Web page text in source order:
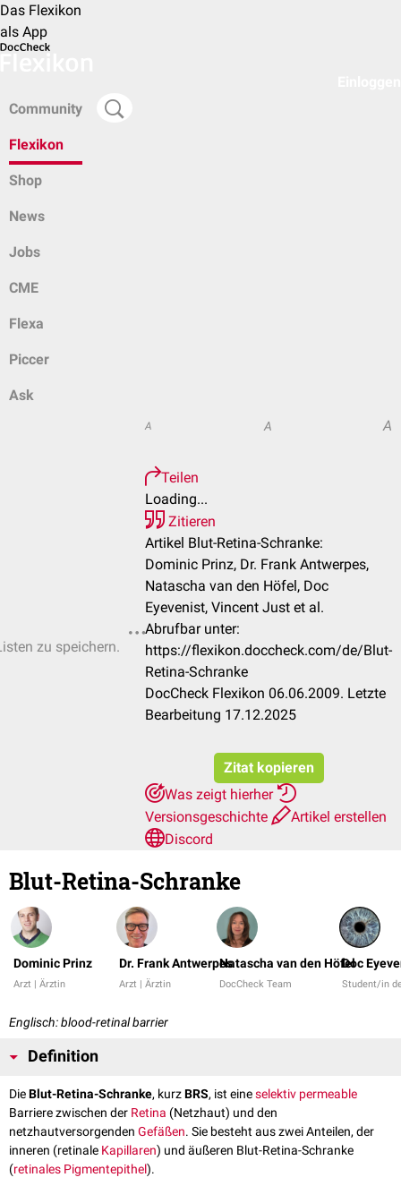
Das Flexikon
als App
Community
Flexikon
Shop
News
Jobs
CME
Flexa
Piccer
Ask
zu speichern.
A A A
Teilen
Loading...
Zitieren
Artikel Blut-Retina-Schranke:
Dominic Prinz, Dr. Frank Antwerpes,
Natascha van den Höfel, Doc
Eyevenist, Vincent Just et al.
Abrufbar unter:
https://flexikon.doccheck.com/de/Blut-
Retina-Schranke
DocCheck Flexikon 06.06.2009. Letzte
Bearbeitung 17.12.2025
Zitat kopieren
Was zeigt hierher
Versionsgeschichte
Artikel erstellen
Discord
Blut-Retina-Schranke
Dominic Prinz
Arzt | Ärztin
Dr. Frank Antwerpes
Arzt | Ärztin
Natascha van den Höfel
DocCheck Team
Doc
Student/in
Englisch: blood-retinal barrier
Definition
DieBlut-Retina-Schranke, kurzBRS, ist eineselektiv permeable
Barriere zwischen der Retina (Netzhaut) und den
netzhautversorgenden Gefäßen. Sie besteht aus zwei Anteilen, der
inneren (retinale Kapillaren) und äußeren Blut-Retina-Schranke
(retinales Pigmentepithel).